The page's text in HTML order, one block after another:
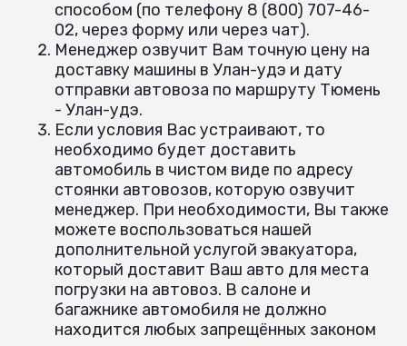
способом (по телефону 8 (800) 707-46-
02, через форму или через чат).
Менеджер озвучит Вам точную цену на
доставку машины в Улан-удэ и дату
отправки автовоза по маршруту Тюмень
- Улан-удэ.
Если условия Вас устраивают, то
необходимо будет доставить
автомобиль в чистом виде по адресу
стоянки автовозов, которую озвучит
менеджер. При необходимости, Вы также
можете воспользоваться нашей
дополнительной услугой эвакуатора,
который доставит Ваш авто для места
погрузки на автовоз. В салоне и
багажнике автомобиля не должно
находится любых запрещённых законом